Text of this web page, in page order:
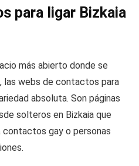
para ligar Bizkaia
más abierto donde se
las webs de contactos para
absoluta. Son páginas
solteros en Bizkaia que
gay o personas